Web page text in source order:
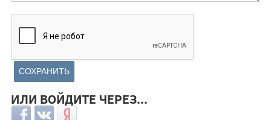
ИЛИ ВОЙДИТЕ ЧЕРЕЗ...
Login with Facebook
Login with ВКонтакте
Login with Яндекс